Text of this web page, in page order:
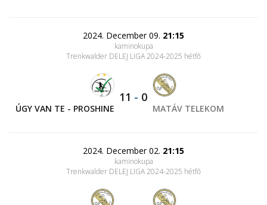
2024. December 09. 21:15
kaminokupa
Trenkwalder DELEJ LIGA 2024-2025 hétfő
ÚGY VAN TE - PROSHINE
11 - 0
MATÁV TELEKOM
2024. December 02. 21:15
kaminokupa
Trenkwalder DELEJ LIGA 2024-2025 hétfő